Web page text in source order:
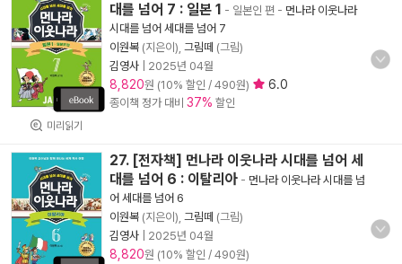
미리읽기
대를 넘어 7 : 일본 1 - 일본인 편 - 먼나라 이웃나라
시대를 넘어 세대를 넘어 7
이원복 (지은이), 그림떼 (그림)
김영사
2025년 04월
8,820원 (10% 할인 / 490원) 6.0
종이책 정가 대비 37% 할인
27. [전자책] 먼나라 이웃나라 시대를 넘어 세
대를 넘어 6 : 이탈리아 - 먼나라 이웃나라 시대를 넘
어 세대를 넘어 6
이원복 (지은이), 그림떼 (그림)
김영사
2025년 04월
8,820원 (10% 할인 / 490원)